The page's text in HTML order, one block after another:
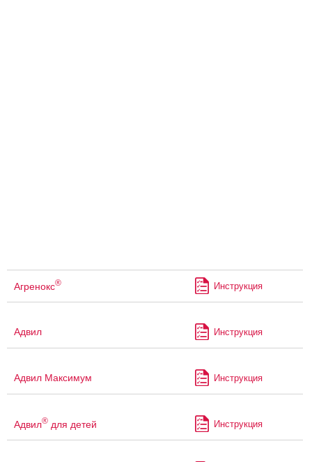
Агренокс® Инструкция
Адвил Инструкция
Адвил Максимум Инструкция
Адвил® для детей Инструкция